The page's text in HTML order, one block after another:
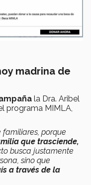
madrina de
la Dra. Aribel
programa MIMLA,
familiares, porque
que trasciende,
busca justamente
sino que
a través de la